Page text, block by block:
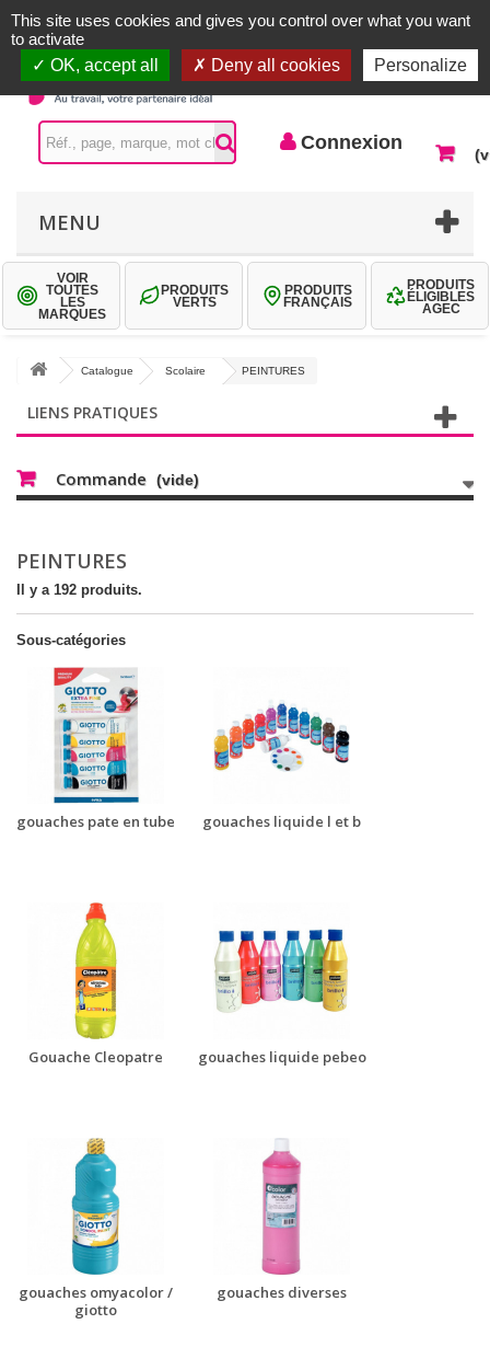
Contactez-nous
Connexion
MENU
VOIR
TOUTES
LES
MARQUES
PRODUITS
VERTS
PRODUITS
FRANÇAIS
PRODUITS
ÉLIGIBLES
AGEC
Catalogue Scolaire PEINTURES
LIENS PRATIQUES
Commande (vide)
PEINTURES
Il y a 192 produits.
Sous-catégories
gouaches pate en tube gouaches liquide l et b
Gouache Cleopatre gouaches liquide pebeo
gouaches omyacolor /
giotto
gouaches diverses
This site uses cookies and gives you control over what you want
to activate
OK, accept all
Deny all cookies Personalize